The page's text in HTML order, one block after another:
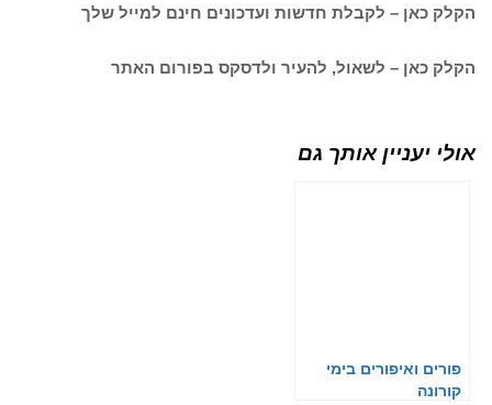
הקלק כאן – לקבלת חדשות ועדכונים חינם למייל שלך
הקלק כאן – לשאול, להעיר ולדסקס בפורום האתר
אולי יעניין אותך גם
פורים ואיפורים בימי
קורונה